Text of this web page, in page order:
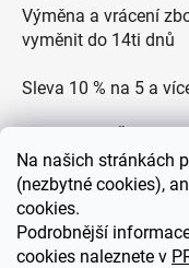
Na našich stránkách
(nezbytné cookies),
cookies.
Podrobnější
cookies naleznete v
Výměna a vrácení
vyměnit do 14ti dnů
Sleva 10 % na 5 a
Zákaznická podpora
hodin